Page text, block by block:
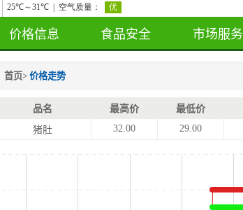
价格信息 食品安全 市场服务
首页> 价格走势
品名 最高价 最低价
猪肚 32.00 29.00